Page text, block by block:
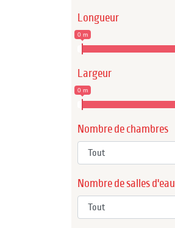
Longueur
0 m
Largeur
0 m
Nombre de chambres
Nombre de salles d'eau